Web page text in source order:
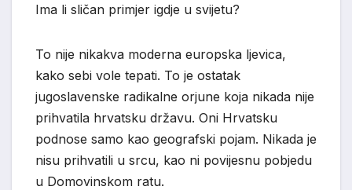
Ima li sličan primjer igdje u svijetu?
To nije nikakva moderna europska ljevica,
kako sebi vole tepati. To je ostatak
jugoslavenske radikalne orjune koja nikada nije
prihvatila hrvatsku državu. Oni Hrvatsku
podnose samo kao geografski pojam. Nikada je
nisu prihvatili u srcu, kao ni povijesnu pobjedu
u Domovinskom ratu.